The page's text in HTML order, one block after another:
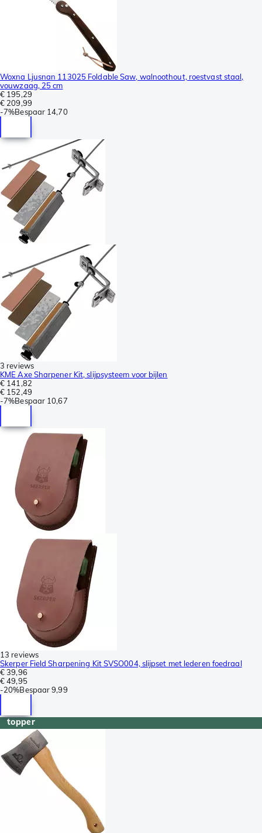
Woxna Ljusnan 113025 Foldable Saw, walnoothout, roestvast staal,
vouwzaag, 25 cm
€ 195,29
€ 209,99
-7%Bespaar 14,70
3 reviews
KME Axe Sharpener Kit, slijpsysteem voor bijlen
€ 141,82
€ 152,49
-7%Bespaar 10,67
13 reviews
Skerper Field Sharpening Kit SVSO004, slijpset met lederen foedraal
€ 39,96
€ 49,95
-20%Bespaar 9,99
topper